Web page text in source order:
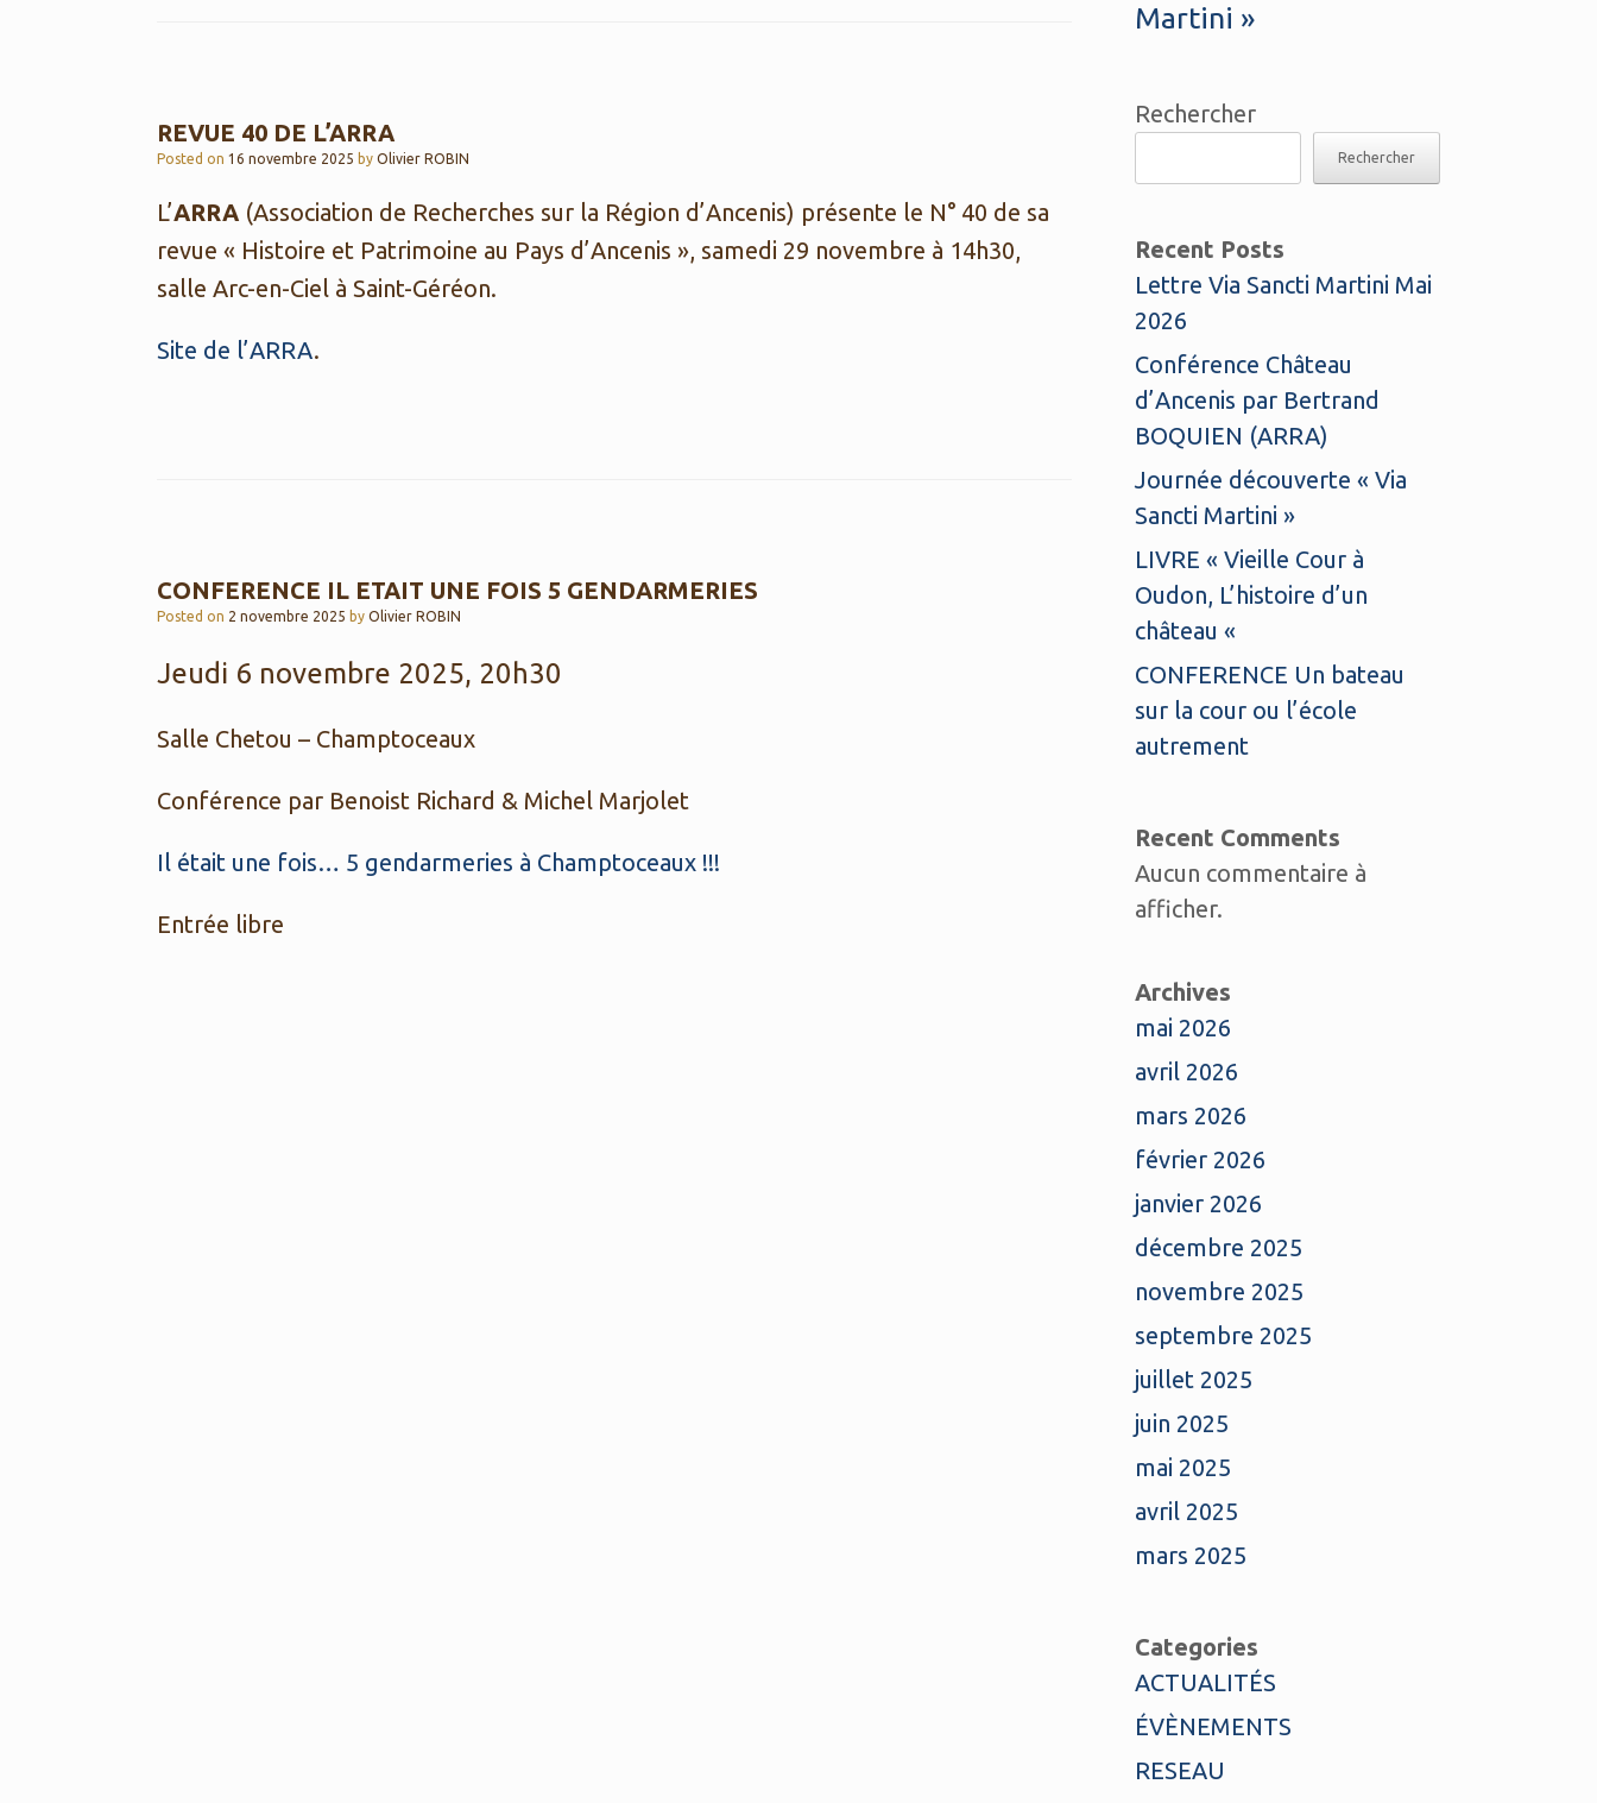
REVUE 40 DE L’ARRA
Posted on 16 novembre 2025 by Olivier ROBIN
L’ARRA (Association de Recherches sur la Région d’Ancenis) présente le N° 40 de sa
revue « Histoire et Patrimoine au Pays d’Ancenis », samedi 29 novembre à 14h30,
salle Arc-en-Ciel à Saint-Géréon.
Site de l’ARRA.
CONFERENCE IL ETAIT UNE FOIS 5 GENDARMERIES
Posted on 2 novembre 2025 by Olivier ROBIN
Jeudi 6 novembre 2025, 20h30
Salle Chetou – Champtoceaux
Conférence par Benoist Richard & Michel Marjolet
Il était une fois… 5 gendarmeries à Champtoceaux !!!
Entrée libre
Martini »
Rechercher
Rechercher
Recent Posts
Lettre Via Sancti Martini Mai
2026
Conférence Château
d’Ancenis par Bertrand
BOQUIEN (ARRA)
Journée découverte « Via
Sancti Martini »
LIVRE « Vieille Cour à
Oudon, L’histoire d’un
château «
CONFERENCE Un bateau
sur la cour ou l’école
autrement
Recent Comments
Aucun commentaire à
afficher.
Archives
mai 2026
avril 2026
mars 2026
février 2026
janvier 2026
décembre 2025
novembre 2025
septembre 2025
juillet 2025
juin 2025
mai 2025
avril 2025
mars 2025
Categories
ACTUALITÉS
ÉVÈNEMENTS
RESEAU